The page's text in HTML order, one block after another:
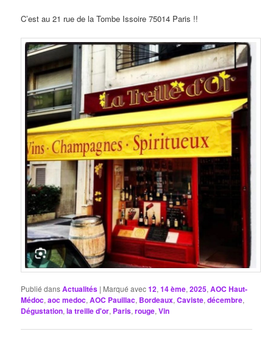
C’est au 21 rue de la Tombe Issoire 75014 Paris !!
Publié dansActualités | Marqué avec12,14 ème,2025,AOC Haut-
Médoc,aoc medoc,AOC Pauillac, Bordeaux,Caviste,décembre,
Dégustation,la treille d'or, Paris,rouge,Vin